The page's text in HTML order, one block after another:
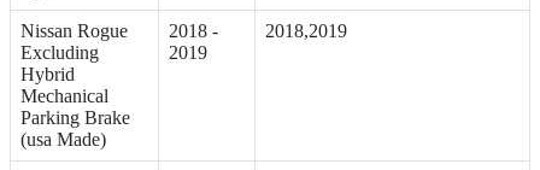
Nissan Rogue
Excluding
Hybrid
Mechanical
Parking Brake
(usa Made)
2018 -
2019
2018,2019